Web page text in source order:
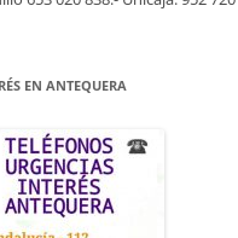
EN ANTEQUERA